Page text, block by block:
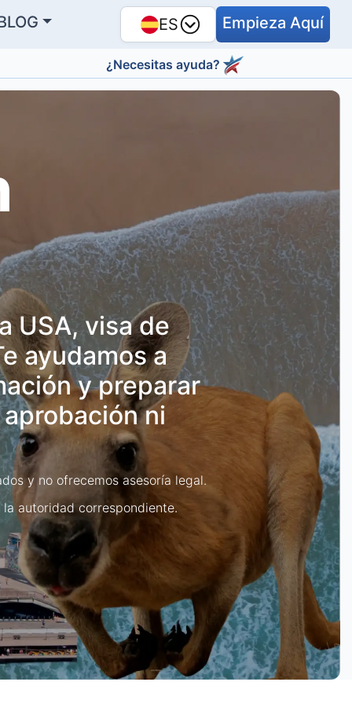
ES Empieza Aquí
¿Necesitas ayuda?
USA, visa de
ayudamos a
y preparar
ni
y no ofrecemos asesoría legal.
autoridad correspondiente.